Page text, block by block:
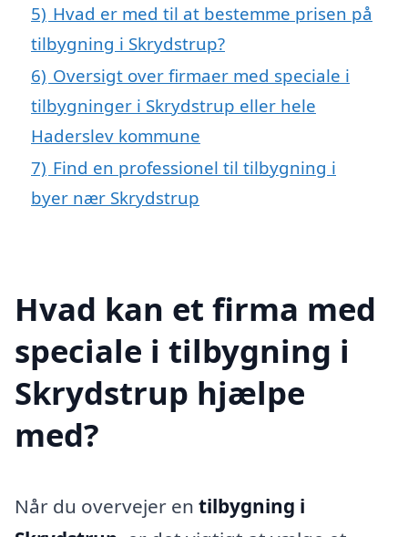
5) Hvad er med til at bestemme prisen på
tilbygning i Skrydstrup?
6) Oversigt over firmaer med speciale i
tilbygninger i Skrydstrup eller hele
Haderslev kommune
7) Find en professionel til tilbygning i
byer nær Skrydstrup
Hvad kan et firma med
speciale i tilbygning i
Skrydstrup hjælpe
med?
Når du overvejer en tilbygning i